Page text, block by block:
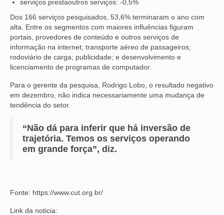
serviços prestaoutros serviços: -0,5%
Dos 166 serviços pesquisados, 53,6% terminaram o ano com
alta. Entre os segmentos com maiores influências figuram
portais, provedores de conteúdo e outros serviços de
informação na internet; transporte aéreo de passageiros;
rodoviário de carga; publicidade; e desenvolvimento e
licenciamento de programas de computador.
Para o gerente da pesquisa, Rodrigo Lobo, o resultado negativo
em dezembro, não indica necessariamente uma mudança de
tendência do setor.
“Não dá para inferir que há inversão de
trajetória. Temos os serviços operando
em grande força”, diz.
Fonte: https://www.cut.org.br/
Link da noticia: